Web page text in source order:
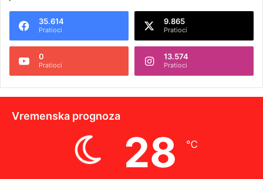
35.614
Pratioci
9.865
Pratioci
0
Pratioci
13.574
Pratioci
Vremenska prognoza
28 ℃